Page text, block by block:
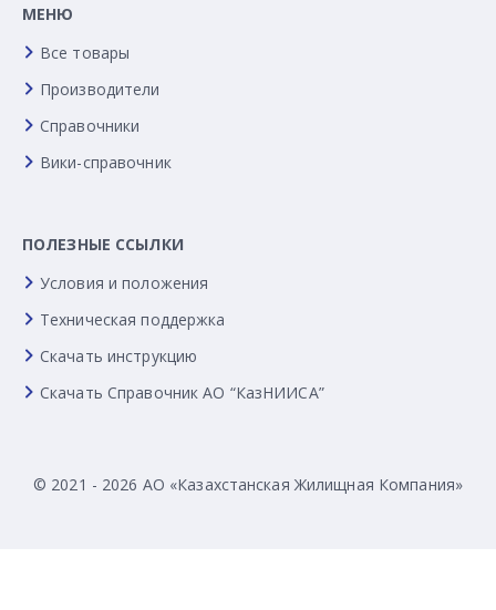
МЕНЮ
Все товары
Производители
Справочники
Вики-справочник
ПОЛЕЗНЫЕ ССЫЛКИ
Условия и положения
Техническая поддержка
Скачать инструкцию
Скачать Справочник АО “КазНИИСА”
© 2021 - 2026 АО «Казахстанская Жилищная Компания»